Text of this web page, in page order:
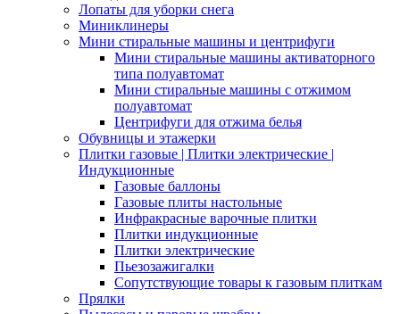
Лопаты для уборки снега
Миниклинеры
Мини стиральные машины и центрифуги
Мини стиральные машины активаторного
типа полуавтомат
Мини стиральные машины с отжимом
полуавтомат
Центрифуги для отжима белья
Обувницы и этажерки
Плитки газовые | Плитки электрические |
Индукционные
Газовые баллоны
Газовые плиты настольные
Инфракрасные варочные плитки
Плитки индукционные
Плитки электрические
Пьезозажигалки
Сопутствующие товары к газовым плиткам
Прялки